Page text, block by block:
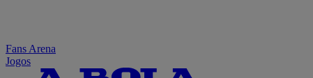
Fans Arena
Jogos